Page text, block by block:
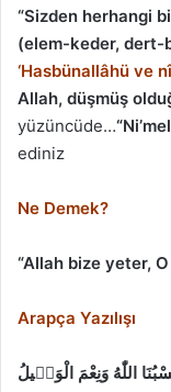
“Sizden herhangi
(elem-keder, dert-
‘Hasbünallâhü ve
Allah, düşmüş
yüzüncüde…
ediniz
Ne Demek?
“Allah bize yeter,
Arapça Yazılışı
اللّٰهُ وَنِعْمَ الْوَك۪يلُ